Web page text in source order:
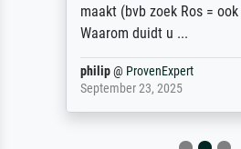
maakt (bvb zoek Ros = ook
Waarom duidt u ...
philip@ProvenExpert
September 23, 2025